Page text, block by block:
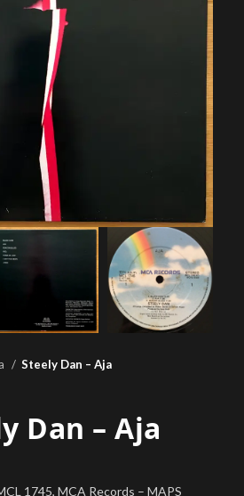
Steely Dan – Aja
Dan – Aja
1745, MCA Records – MAPS